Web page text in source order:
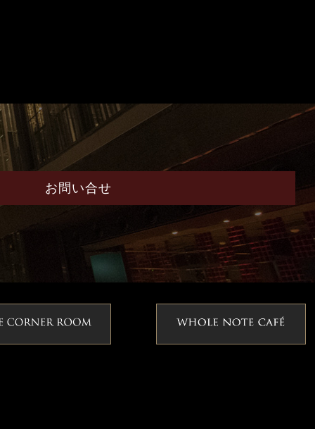
お問い合せ